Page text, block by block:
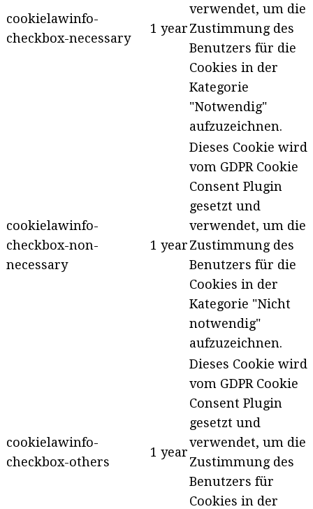
cookielawinfo-
checkbox-necessary
1 year
verwendet, um die
Zustimmung des
Benutzers für die
Cookies in der
Kategorie
"Notwendig"
aufzuzeichnen.
cookielawinfo-
checkbox-non-
necessary
1 year
Dieses Cookie wird
vom GDPR Cookie
Consent Plugin
gesetzt und
verwendet, um die
Zustimmung des
Benutzers für die
Cookies in der
Kategorie "Nicht
notwendig"
aufzuzeichnen.
cookielawinfo-
checkbox-others
1 year
Dieses Cookie wird
vom GDPR Cookie
Consent Plugin
gesetzt und
verwendet, um die
Zustimmung des
Benutzers für
Cookies in der